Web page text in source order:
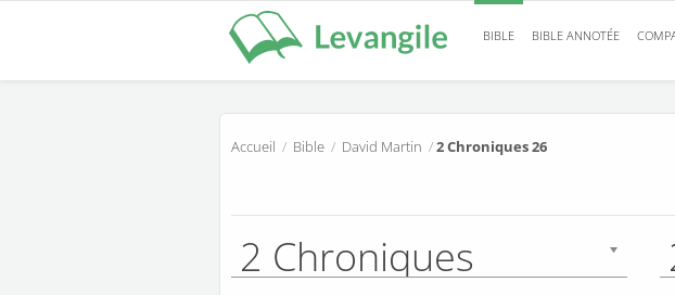
BIBLE BIBLE ANNOTÉE
Accueil / Bible / David Martin /2 Chroniques 26
2 Chroniques